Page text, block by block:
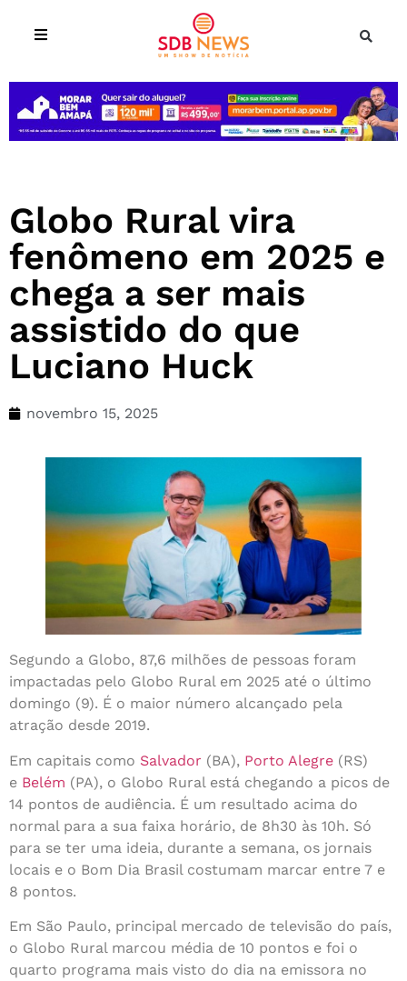
Globo Rural vira
fenômeno em 2025 e
chega a ser mais
assistido do que
Luciano Huck
novembro 15, 2025
Segundo a Globo, 87,6 milhões de pessoas foram
impactadas pelo Globo Rural em 2025 até o último
domingo (9). É o maior número alcançado pela
atração desde 2019.
Em capitais como Salvador (BA), Porto Alegre (RS)
e Belém (PA), o Globo Rural está chegando a picos de
14 pontos de audiência. É um resultado acima do
normal para a sua faixa horário, de 8h30 às 10h. Só
para se ter uma ideia, durante a semana, os jornais
locais e o Bom Dia Brasil costumam marcar entre 7 e
8 pontos.
Em São Paulo, principal mercado de televisão do país,
o Globo Rural marcou média de 10 pontos e foi o
quarto programa mais visto do dia na emissora no